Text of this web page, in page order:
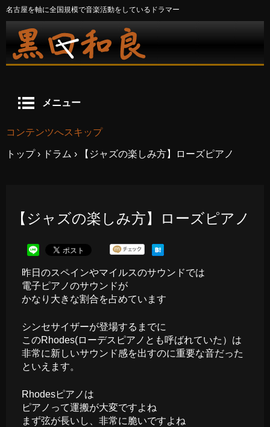
名古屋を軸に全国規模で音楽活動をしているドラマー
メニュー
コンテンツへスキップ
トップ › ドラム › 【ジャズの楽しみ方】ローズピアノ
【ジャズの楽しみ方】ローズピアノ
昨日のスペインやマイルスのサウンドでは
電子ピアノのサウンドが
かなり大きな割合を占めています
シンセサイザーが登場するまでに
このRhodes(ローデスピアノとも呼ばれていた）は
非常に新しいサウンド感を出すのに重要な音だった
といえます。
Rhodesピアノは
ピアノって運搬が大変ですよね
まず弦が長いし、非常に脆いですよね